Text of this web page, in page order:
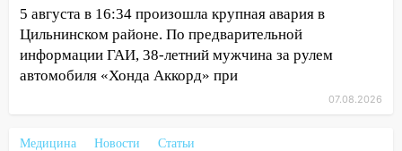
11:50 Заснул рядом с ребёнком и
случайно задушил его: суд вынес
приговор
сарай
5 августа в 16:34 произошла крупная авария в
Цильнинском районе. По предварительной
информации ГАИ, 38-летний мужчина за рулем
автомобиля «Хонда Аккорд» при
07.08.2026
Медицина Новости Статьи